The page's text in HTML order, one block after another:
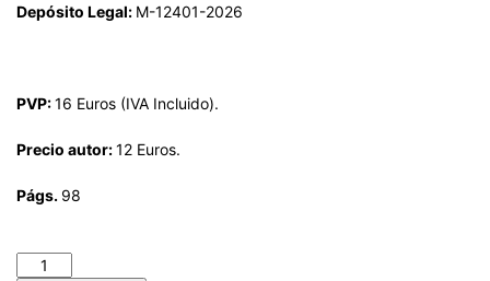
Depósito Legal: M-12401-2026
PVP:16 Euros (IVA Incluido).
Precio autor:12 Euros.
Págs. 98